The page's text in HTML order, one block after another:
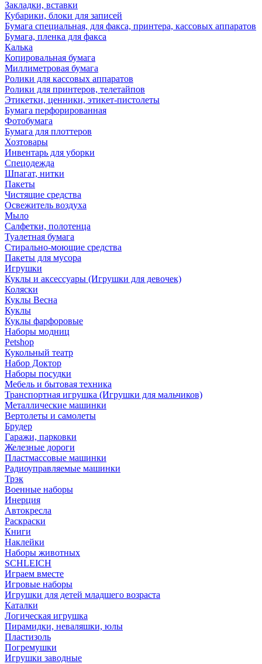
Закладки, вставки
Кубарики, блоки для записей
Бумага специальная, для факса, принтера, кассовых аппаратов
Бумага, пленка для факса
Калька
Копировальная бумага
Миллиметровая бумага
Ролики для кассовых аппаратов
Ролики для принтеров, телетайпов
Этикетки, ценники, этикет-пистолеты
Бумага перфорированная
Фотобумага
Бумага для плоттеров
Хозтовары
Инвентарь для уборки
Спецодежда
Шпагат, нитки
Пакеты
Чистящие средства
Освежитель воздуха
Мыло
Салфетки, полотенца
Туалетная бумага
Стирально-моющие средства
Пакеты для мусора
Игрушки
Куклы и аксессуары (Игрушки для девочек)
Коляски
Куклы Весна
Куклы
Куклы фарфоровые
Наборы модниц
Petshop
Кукольный театр
Набор Доктор
Наборы посудки
Мебель и бытовая техника
Транспортная игрушка (Игрушки для мальчиков)
Металлические машинки
Вертолеты и самолеты
Брудер
Гаражи, парковки
Железные дороги
Пластмассовые машинки
Радиоуправляемые машинки
Трэк
Военные наборы
Инерция
Автокресла
Раскраски
Книги
Наклейки
Наборы животных
SCHLEICH
Играем вместе
Игровые наборы
Игрушки для детей младшего возраста
Каталки
Логическая игрушка
Пирамидки, неваляшки, юлы
Пластизоль
Погремушки
Игрушки заводные